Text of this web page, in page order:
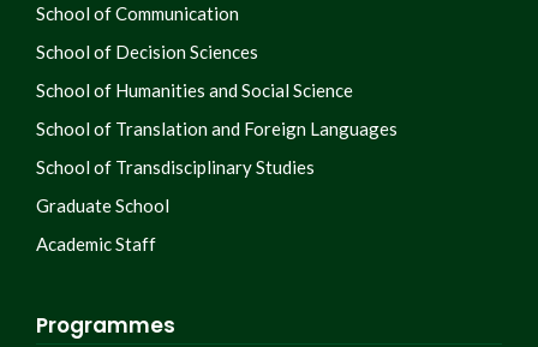
School of Communication
School of Decision Sciences
School of Humanities and Social Science
School of Translation and Foreign Languages
School of Transdisciplinary Studies
Graduate School
Academic Staff
Programmes